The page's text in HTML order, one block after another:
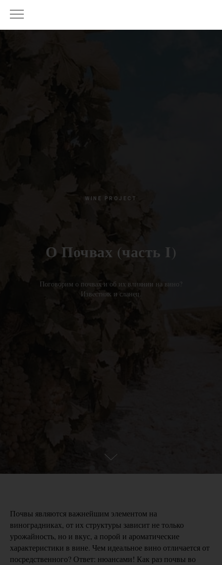
WINE PROJECT
О Почвах (часть I)
Поговорим о почвах и об их влиянии на вино?
Известняк и сланец.
Почвы являются важнейшим элементом на
виноградниках, от их структуры зависит не только
урожайность, но и вкус, а порой и ароматические
характеристики в вине. Чем идеальное вино отличается от
посредственного? Ответ: нюансами! Как раз почвы во